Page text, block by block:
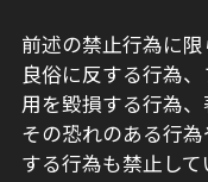
前述の禁止行為に
良俗に反する行為
用を毀損する行為
その恐れのある行
する行為も禁止して